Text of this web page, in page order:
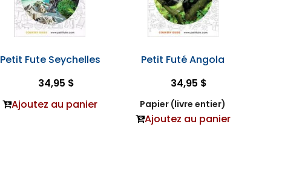
Petit Fute Seychelles
34,95 $
Ajoutez au panier
Petit Futé Angola
34,95 $
Papier (livre entier)
Ajoutez au panier